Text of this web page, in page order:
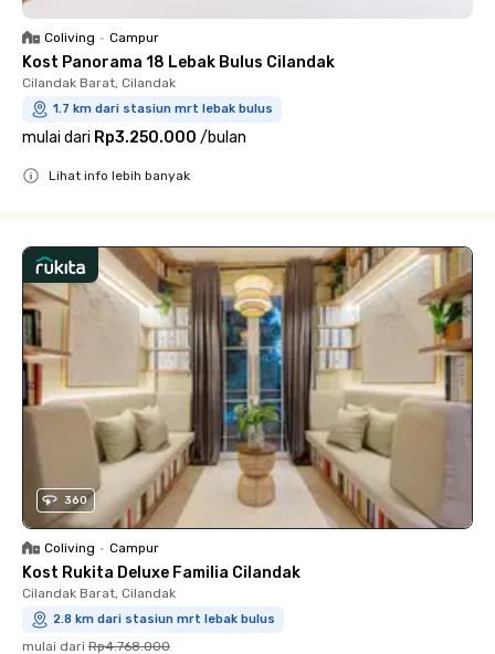
Coliving • Campur
Kost Panorama 18 Lebak Bulus Cilandak
Cilandak Barat, Cilandak
1.7 km dari stasiun mrt lebak bulus
mulai dari Rp3.250.000 /bulan
Lihat info lebih banyak
360
Coliving • Campur
Kost Rukita Deluxe Familia Cilandak
Cilandak Barat, Cilandak
2.8 km dari stasiun mrt lebak bulus
mulai dari Rp4.768.000